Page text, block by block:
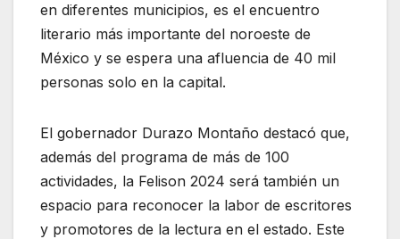
en diferentes municipios, es el encuentro
literario más importante del noroeste de
México y se espera una afluencia de 40 mil
personas solo en la capital.
El gobernador Durazo Montaño destacó que,
además del programa de más de 100
actividades, la Felison 2024 será también un
espacio para reconocer la labor de escritores
y promotores de la lectura en el estado. Este